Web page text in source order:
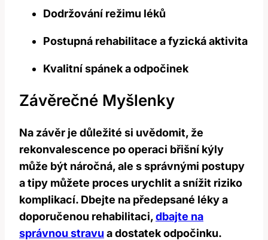
Dodržování režimu léků
Postupná rehabilitace a fyzická aktivita
Kvalitní spánek a odpočinek
Závěrečné Myšlenky
Na závěr je důležité si uvědomit, že
rekonvalescence po operaci břišní kýly
může být náročná, ale s správnými postupy
a tipy můžete proces urychlit a snížit riziko
komplikací. Dbejte na předepsané léky a
doporučenou rehabilitaci,dbajte na
správnou stravu a dostatek odpočinku.